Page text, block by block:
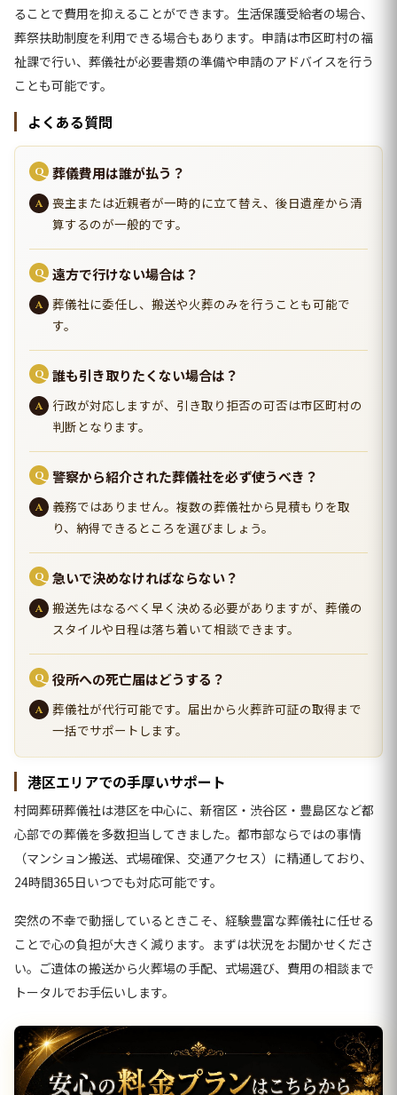
ることで費用を抑えることができます。生活保護受給者の場合、
葬祭扶助制度を利用できる場合もあります。申請は市区町村の福
祉課で行い、葬儀社が必要書類の準備や申請のアドバイスを行う
ことも可能です。
よくある質問
葬儀費用は誰が払う？
喪主または近親者が一時的に立て替え、後日遺産から清
算するのが一般的です。
遠方で行けない場合は？
葬儀社に委任し、搬送や火葬のみを行うことも可能で
す。
誰も引き取りたくない場合は？
行政が対応しますが、引き取り拒否の可否は市区町村の
判断となります。
警察から紹介された葬儀社を必ず使うべき？
義務ではありません。複数の葬儀社から見積もりを取
り、納得できるところを選びましょう。
急いで決めなければならない？
搬送先はなるべく早く決める必要がありますが、葬儀の
スタイルや日程は落ち着いて相談できます。
役所への死亡届はどうする？
葬儀社が代行可能です。届出から火葬許可証の取得まで
一括でサポートします。
港区エリアでの手厚いサポート
村岡葬研葬儀社は港区を中心に、新宿区・渋谷区・豊島区など都
心部での葬儀を多数担当してきました。都市部ならではの事情
（マンション搬送、式場確保、交通アクセス）に精通しており、
24時間365日いつでも対応可能です。
突然の不幸で動揺しているときこそ、経験豊富な葬儀社に任せる
ことで心の負担が大きく減ります。まずは状況をお聞かせくださ
い。ご遺体の搬送から火葬場の手配、式場選び、費用の相談まで
トータルでお手伝いします。